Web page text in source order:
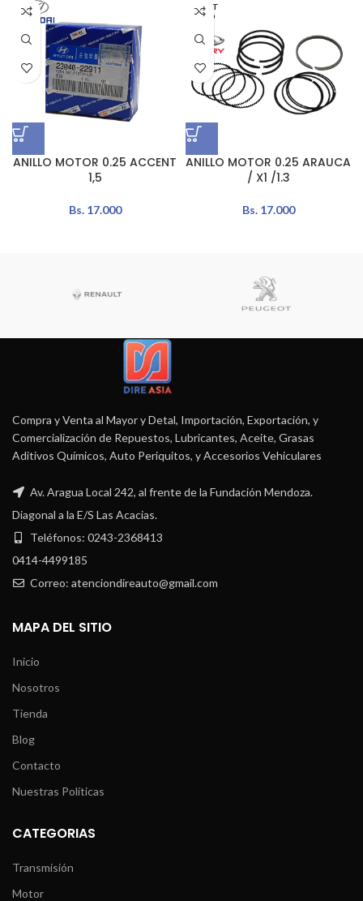
ANILLO MOTOR 0.25 ACCENT
1,5
Bs.17.000
AGOT
ADO
ANILLO MOTOR 0.25 ARAUCA
/ X1 /1.3
Bs.17.000
Compra y Venta al Mayor y Detal, Importación, Exportación, y
Comercialización de Repuestos, Lubricantes, Aceite, Grasas
Aditivos Químicos, Auto Periquitos, y Accesorios Vehiculares
Av. Aragua Local 242, al frente de la Fundación Mendoza.
Diagonal a la E/S Las Acacias.
Teléfonos: 0243-2368413
0414-4499185
Correo: atenciondireauto@gmail.com
MAPA DEL SITIO
Inicio
Nosotros
Tienda
Blog
Contacto
Nuestras Políticas
CATEGORIAS
Transmisión
Motor